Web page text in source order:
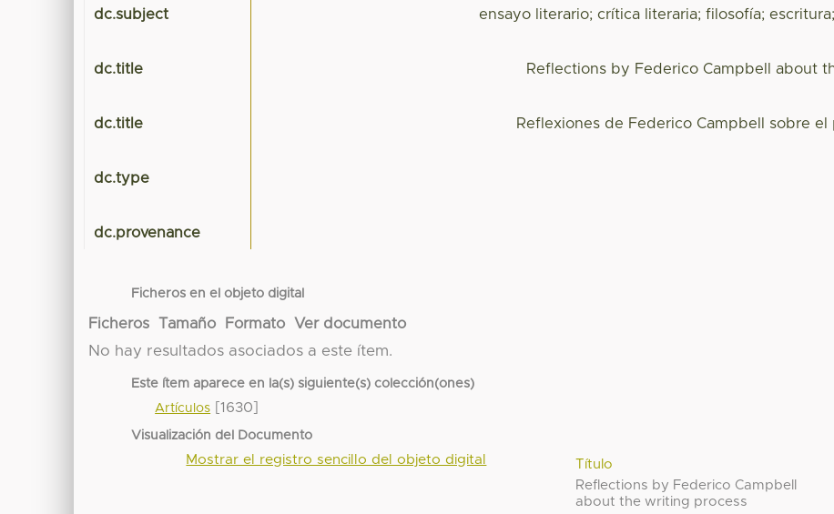
dc.subject ensayo literario; crítica literaria; filosofía;
dc.title Reflections by Federico Campbell about
dc.title Reflexiones de Federico Campbell sobre el
dc.type
dc.provenance
Ficheros en el objeto digital
Ficheros Tamaño Formato
Ver documento
No hay resultados asociados a este ítem.
Este ítem aparece en la(s) siguiente(s) colección(ones)
Artículos [1630]
Visualización del Documento
Título
Reflections by Federico Campbell
about the writing process
Mostrar el registro sencillo del objeto digital